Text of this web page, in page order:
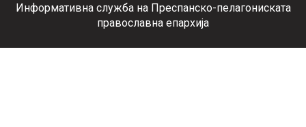
Информативна служба на Преспанско-пелагониската
православна епархија